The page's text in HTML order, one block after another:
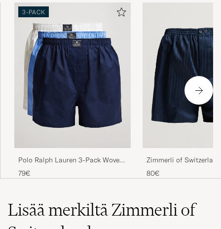
3-PACK
Polo Ralph Lauren 3-Pack Woven
Boxer White/Blue/Navy
79€
Zimmerli of Switzerland
Mercerized Cotton
Navy
80€
Lisää merkiltä Zimmerli of